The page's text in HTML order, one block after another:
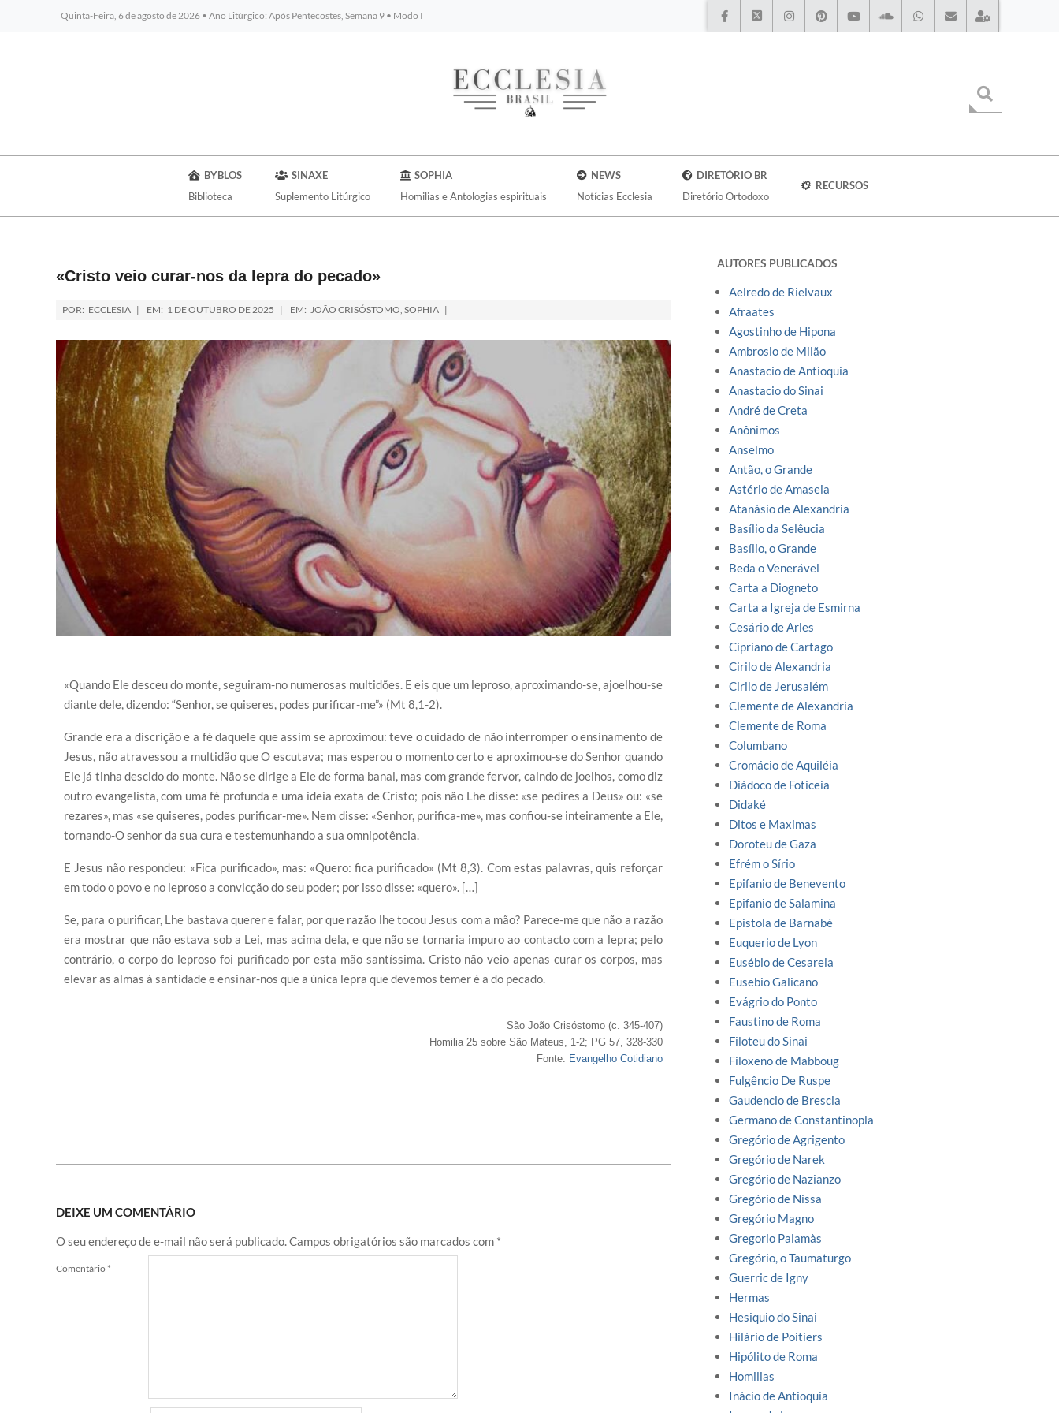
Quinta-Feira, 6 de agosto de 2026 • Ano Litúrgico: Após Pentecostes, Semana 9 • Modo I
BYBLOS
BYBLOS
Biblioteca
SINAXE
Suplemento Litúrgico
SOPHIA
Homilias e Antologias espirituais
NEWS
Notícias Ecclesia
DIRETÓRIO BR
Diretório Ortodoxo
RECURSOS
«Cristo veio curar-nos da lepra do pecado»
POR: ECCLESIA EM: 1 DE OUTUBRO DE 2025 EM: JOÃO CRISÓSTOMO, SOPHIA
«Quando Ele desceu do monte, seguiram-no numerosas multidões. E eis que um leproso, aproximando-se, ajoelhou-se
diante dele, dizendo: “Senhor, se quiseres, podes purificar-me”» (Mt 8,1-2).
Grande era a discrição e a fé daquele que assim se aproximou: teve o cuidado de não interromper o ensinamento de
Jesus, não atravessou a multidão que O escutava; mas esperou o momento certo e aproximou-se do Senhor quando
Ele já tinha descido do monte. Não se dirige a Ele de forma banal, mas com grande fervor, caindo de joelhos, como diz
outro evangelista, com uma fé profunda e uma ideia exata de Cristo; pois não Lhe disse: «se pedires a Deus» ou: «se
rezares», mas «se quiseres, podes purificar-me». Nem disse: «Senhor, purifica-me», mas confiou-se inteiramente a Ele,
tornando-O senhor da sua cura e testemunhando a sua omnipotência.
E Jesus não respondeu: «Fica purificado», mas: «Quero: fica purificado» (Mt 8,3). Com estas palavras, quis reforçar
em todo o povo e no leproso a convicção do seu poder; por isso disse: «quero». […]
Se, para o purificar, Lhe bastava querer e falar, por que razão lhe tocou Jesus com a mão? Parece-me que não a razão
era mostrar que não estava sob a Lei, mas acima dela, e que não se tornaria impuro ao contacto com a lepra; pelo
contrário, o corpo do leproso foi purificado por esta mão santíssima. Cristo não veio apenas curar os corpos, mas
elevar as almas à santidade e ensinar-nos que a única lepra que devemos temer é a do pecado.
São João Crisóstomo (c. 345-407)
Homilia 25 sobre São Mateus, 1-2; PG 57, 328-330
Fonte: Evangelho Cotidiano
DEIXE UM COMENTÁRIO
O seu endereço de e-mail não será publicado.Campos obrigatórios são marcados com *
Comentário *
AUTORES PUBLICADOS
Aelredo de Rielvaux
Afraates
Agostinho de Hipona
Ambrosio de Milão
Anastacio de Antioquia
Anastacio do Sinai
André de Creta
Anônimos
Anselmo
Antão, o Grande
Astério de Amaseia
Atanásio de Alexandria
Basílio da Selêucia
Basílio, o Grande
Beda o Venerável
Carta a Diogneto
Carta a Igreja de Esmirna
Cesário de Arles
Cipriano de Cartago
Cirilo de Alexandria
Cirilo de Jerusalém
Clemente de Alexandria
Clemente de Roma
Columbano
Cromácio de Aquiléia
Diádoco de Foticeia
Didaké
Ditos e Maximas
Doroteu de Gaza
Efrém o Sírio
Epifanio de Benevento
Epifanio de Salamina
Epistola de Barnabé
Euquerio de Lyon
Eusébio de Cesareia
Eusebio Galicano
Evágrio do Ponto
Faustino de Roma
Filoteu do Sinai
Filoxeno de Mabboug
Fulgêncio De Ruspe
Gaudencio de Brescia
Germano de Constantinopla
Gregório de Agrigento
Gregório de Narek
Gregório de Nazianzo
Gregório de Nissa
Gregório Magno
Gregorio Palamàs
Gregório, o Taumaturgo
Guerric de Igny
Hermas
Hesiquio do Sinai
Hilário de Poitiers
Hipólito de Roma
Homilias
Inácio de Antioquia